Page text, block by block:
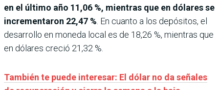
en el último año 11,06 %, mientras que en dólares se
incrementaron 22,47 % . En cuanto a los depósitos, el
desarrollo en moneda local es de 18,26 %, mientras que
en dólares creció 21,32 %.
También te puede interesar: El dólar no da señales